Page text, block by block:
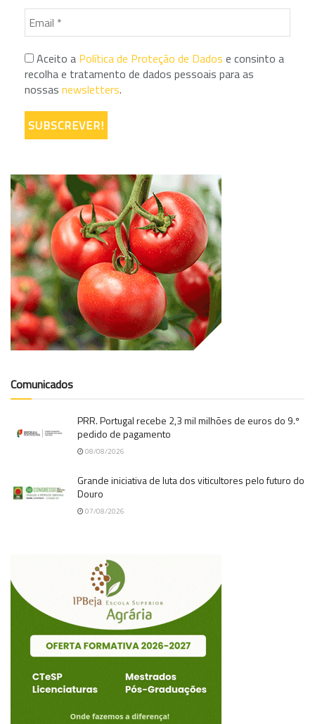
Aceito a Política de Proteção de Dados e consinto a
recolha e tratamento de dados pessoais para as
nossas newsletters.
Comunicados
PRR. Portugal recebe 2,3 mil milhões de euros do 9.º
pedido de pagamento
08/08/2026
Grande iniciativa de luta dos viticultores pelo futuro do
Douro
07/08/2026